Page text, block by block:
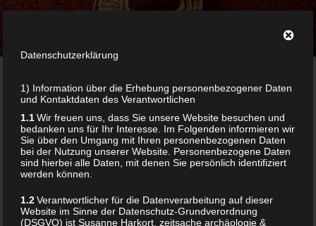
Zum
Home/ Products tagged “pachamama pendant”
PACHAMAMA PENDANT
Datenschutzerklärung
1) Information über die Erhebung personenbezogener Daten
und Kontaktdaten des Verantwortlichen
1.1Wir freuen uns, dass Sie unsere Website besuchen und
bedanken uns für Ihr Interesse. Im Folgenden informieren wir
Sie über den Umgang mit Ihren personenbezogenen Daten
bei der Nutzung unserer Website. Personenbezogene Daten
sind hierbei alle Daten, mit denen Sie persönlich identifiziert
werden können.
1.2Verantwortlicher für die Datenverarbeitung auf dieser
Website im Sinne der Datenschutz-Grundverordnung
(DSGVO) ist Susanne Harkort, zeitsache archäologie &